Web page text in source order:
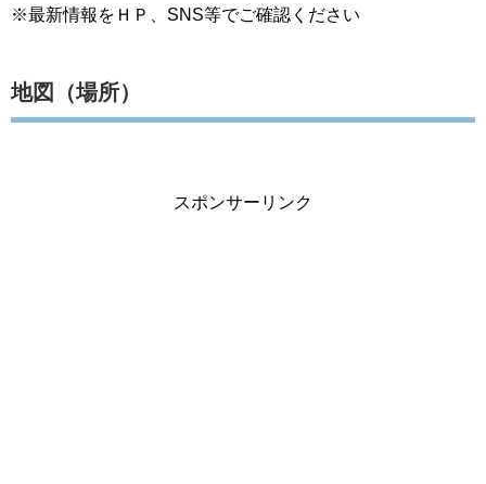
※最新情報をＨＰ、SNS等でご確認ください
地図（場所）
スポンサーリンク